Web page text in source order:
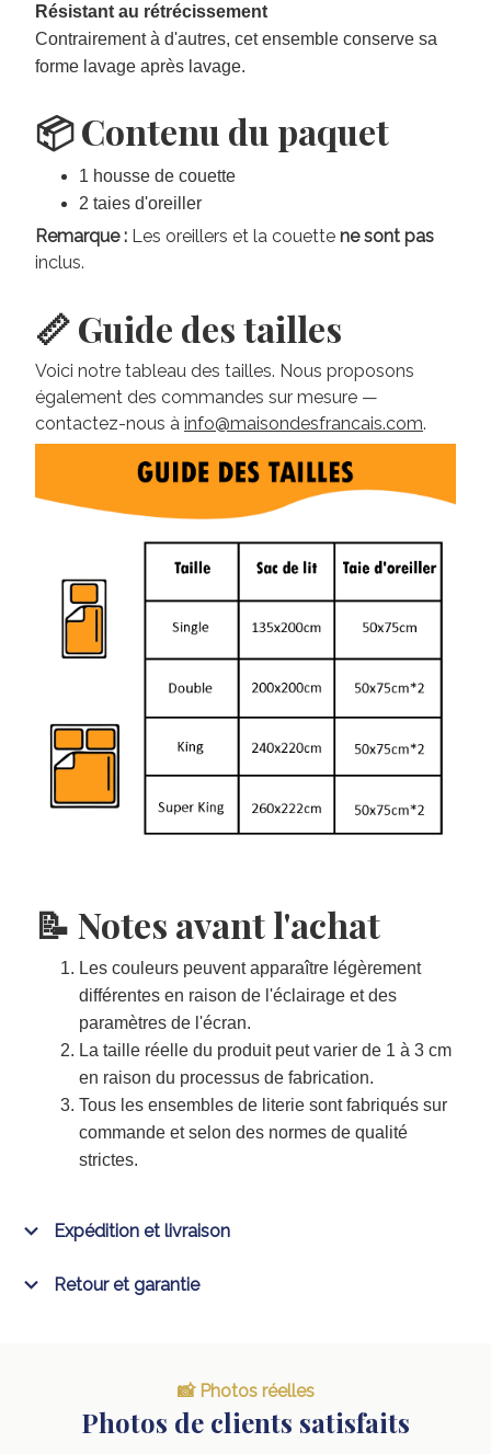
Résistant au rétrécissement
Contrairement à d'autres, cet ensemble conserve sa
forme lavage après lavage.
📦 Contenu du paquet
1 housse de couette
2 taies d'oreiller
Remarque : Les oreillers et la couette ne sont pas
inclus.
📏 Guide des tailles
Voici notre tableau des tailles. Nous proposons
également des commandes sur mesure —
contactez-nous à info@maisondesfrancais.com.
📝 Notes avant l'achat
Les couleurs peuvent apparaître légèrement
différentes en raison de l'éclairage et des
paramètres de l'écran.
La taille réelle du produit peut varier de 1 à 3 cm
en raison du processus de fabrication.
Tous les ensembles de literie sont fabriqués sur
commande et selon des normes de qualité
strictes.
Expédition et livraison
Retour et garantie
📸 Photos réelles
Photos de clients satisfaits